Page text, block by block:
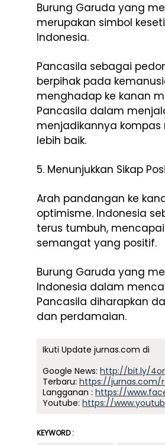
Burung Garuda yang
merupakan simbol
Indonesia.
Pancasila sebagai
berpihak pada
menghadap ke kanan
Pancasila dalam
menjadikannya
lebih baik.
5. Menunjukkan Sikap
Arah pandangan ke
optimisme. Indonesia
terus tumbuh,
semangat yang positif.
Burung Garuda yang
Indonesia dalam
Pancasila diharapkan
dan perdamaian.
Ikuti Update jurnas.com di
Google News: http://bit.ly/
Terbaru: https://jurnas.com/
Langganan : https://
Youtube: https://
KEYWORD :